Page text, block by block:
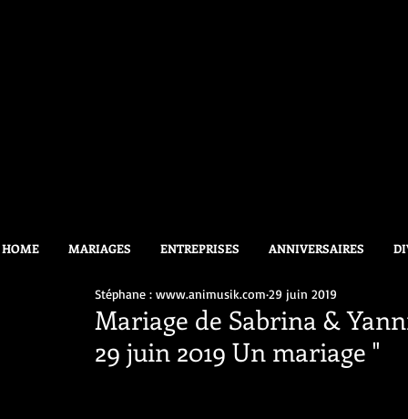
HOME MARIAGES ENTREPRISES ANNIVERSAIRES
Mariage de Sabrina &
29 juin 2019 Un mariage "
Stéphane : www.animusik.com 29 juin 2019